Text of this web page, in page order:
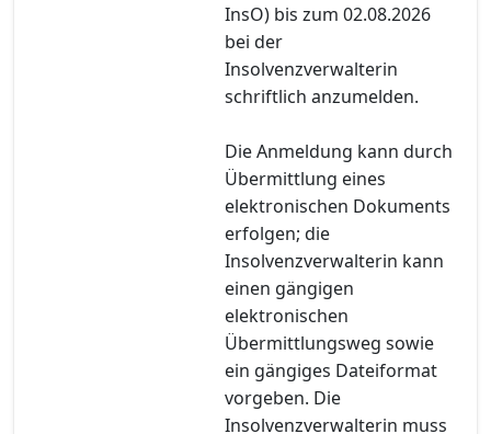
InsO) bis zum 02.08.2026
bei der
Insolvenzverwalterin
schriftlich anzumelden.
Die Anmeldung kann durch
Übermittlung eines
elektronischen Dokuments
erfolgen; die
Insolvenzverwalterin kann
einen gängigen
elektronischen
Übermittlungsweg sowie
ein gängiges Dateiformat
vorgeben. Die
Insolvenzverwalterin muss